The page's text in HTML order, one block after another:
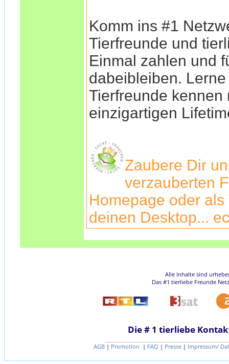
Komm ins #1
Tierfreunde und
Einmal zahlen und
dabeibleiben.
Tierfreunde kennen
einzigartigen
Zaubere Dir
verzauberten
Homepage oder
deinen Desktop...
Alle Inhalte sind
Das #1 tierliebe Freunde
Die # 1 tierliebe
AGB | Promotion | FAQ | Presse | Impressum/